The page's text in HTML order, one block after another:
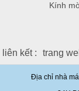
Kính
liên kết : trang
Địa chỉ nhà